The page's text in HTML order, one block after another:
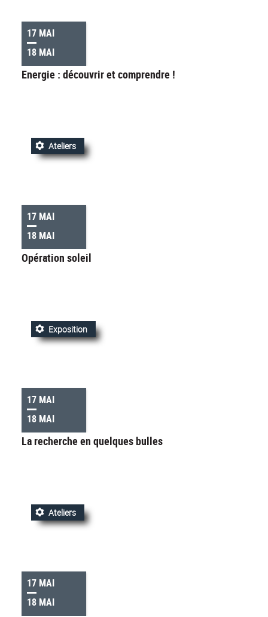
17 MAI
18 MAI
Energie : découvrir et comprendre !
17 MAI
18 MAI
Ateliers
Opération soleil
17 MAI
18 MAI
Exposition
La recherche en quelques bulles
17 MAI
18 MAI
Ateliers